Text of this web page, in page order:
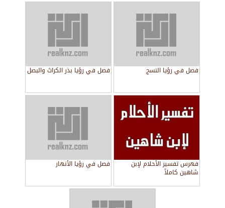
فصل في رؤيا النسج فصل في رؤيا بذر الكراث والبصل
فهرس تفسير الأحلام لإبن
شاهين كاملاً
فصل في رؤيا الأنهار